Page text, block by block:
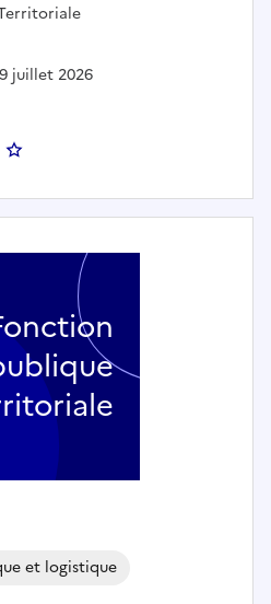
juillet 2026
: Cuisinier ou Cuisinière -
et logistique